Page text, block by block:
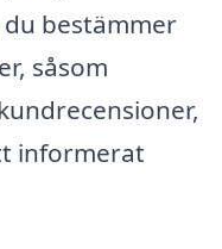
bestämmer
såsom
informerat